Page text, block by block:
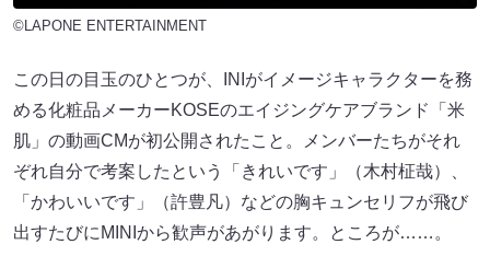
©LAPONE ENTERTAINMENT
この日の目玉のひとつが、INIがイメージキャラクターを務
める化粧品メーカーKOSEのエイジングケアブランド「米
肌」の動画CMが初公開されたこと。メンバーたちがそれ
ぞれ自分で考案したという「きれいです」（木村柾哉）、
「かわいいです」（許豊凡）などの胸キュンセリフが飛び
出すたびにMINIから歓声があがります。ところが……。